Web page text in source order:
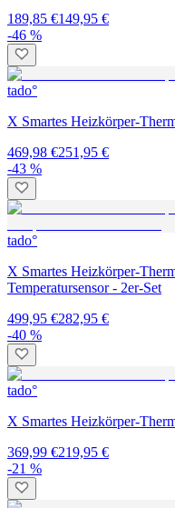
189,85 €149,95 €
-46 %
tado°
X Smartes Heizkörper-
469,98 €251,95 €
-43 %
tado°
X Smartes Heizkörper-
Temperatursensor - 2er-Set
499,95 €282,95 €
-40 %
tado°
X Smartes Heizkörper-
369,99 €219,95 €
-21 %